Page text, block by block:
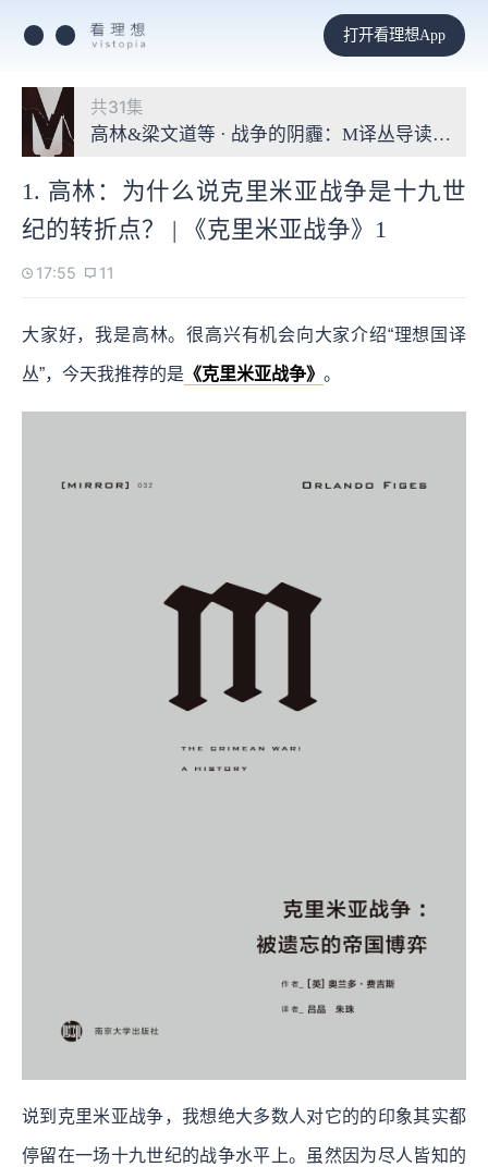
打开看理想App
共31集
高林&梁文道等 · 战争的阴霾：M译丛导读第二季
1. 高林：为什么说克里米亚战争是十九世
纪的转折点？ | 《克里米亚战争》1
17:55 11
大家好，我是高林。很高兴有机会向大家介绍“理想国译
丛”，今天我推荐的是 《克里米亚战争》 。
说到克里米亚战争，我想绝大多数人对它的的印象其实都
停留在一场十九世纪的战争水平上。虽然因为尽人皆知的